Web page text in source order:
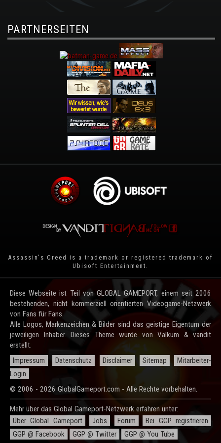
PARTNERSEITEN
Assassin's Creed is a trademark or registered trademark of
Ubisoft Entertainment .
Diese Webseite ist Teil von GLOBAL GAMEPORT, einem seit 2006
bestehenden, nicht kommerziell orientierten Videogame-Netzwerk
von Fans für Fans.
Alle Logos, Markenzeichen & Bilder sind das geistige Eigentum der
jeweiligen Inhaber. Dieses Theme wurde von Valkum & vandit
erstellt.
Impressum
Datenschutz Disclaimer Sitemap
Mitarbeiter-
Login
© 2006 - 2026 GlobalGameport.com - Alle Rechte vorbehalten.
Mehr über das Global Gameport-Netzwerk erfahren unter:
Über Global Gameport
Jobs Forum
Bei GGP registrieren
GGP @ Facebook
GGP @ Twitter GGP @ You Tube